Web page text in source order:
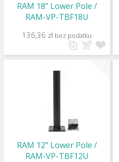
RAM 18" Lower Pole /
RAM-VP-TBF18U
136,36 zł bez podatku
RAM 12" Lower Pole /
RAM-VP-TBF12U